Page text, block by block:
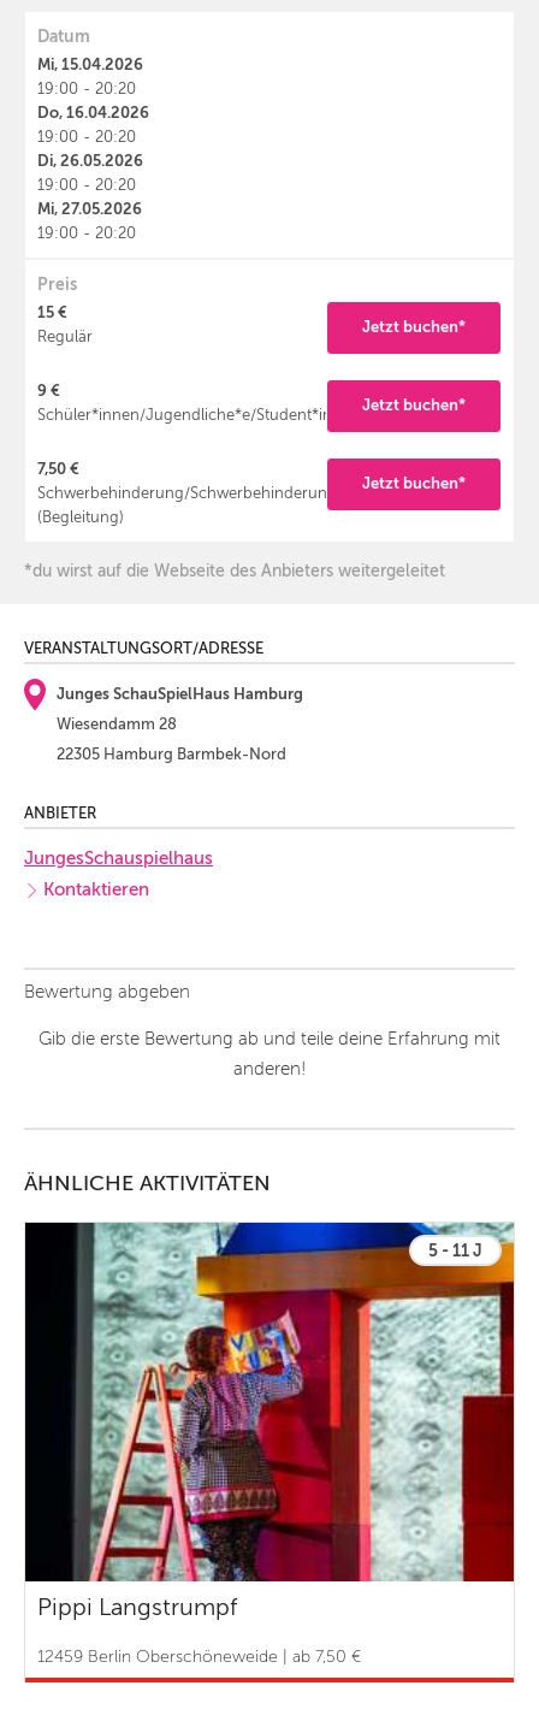
Datum
Mi, 15.04.2026
19:00 - 20:20
Do, 16.04.2026
19:00 - 20:20
Di, 26.05.2026
19:00 - 20:20
Mi, 27.05.2026
19:00 - 20:20
Preis
15 €
Regulär
Jetzt buchen*
9 €
Schüler*innen/Jugendliche*e/Student*innen/Auszubildende*r
Jetzt buchen*
7,50 €
Schwerbehinderung/Schwerbehinderung
(Begleitung)
Jetzt buchen*
*du wirst auf die Webseite des Anbieters weitergeleitet
VERANSTALTUNGSORT/ADRESSE
Junges SchauSpielHaus Hamburg
Wiesendamm 28
22305 Hamburg Barmbek-Nord
ANBIETER
JungesSchauspielhaus
Kontaktieren
Bewertung abgeben
Gib die erste Bewertung ab und teile deine Erfahrung mit
anderen!
ÄHNLICHE AKTIVITÄTEN
5 - 11 J
Pippi Langstrumpf
12459 Berlin Oberschöneweide | ab 7,50 €